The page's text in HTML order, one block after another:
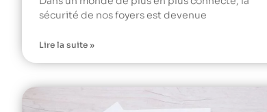
sécurité de nos foyers est devenue
Lire la suite »